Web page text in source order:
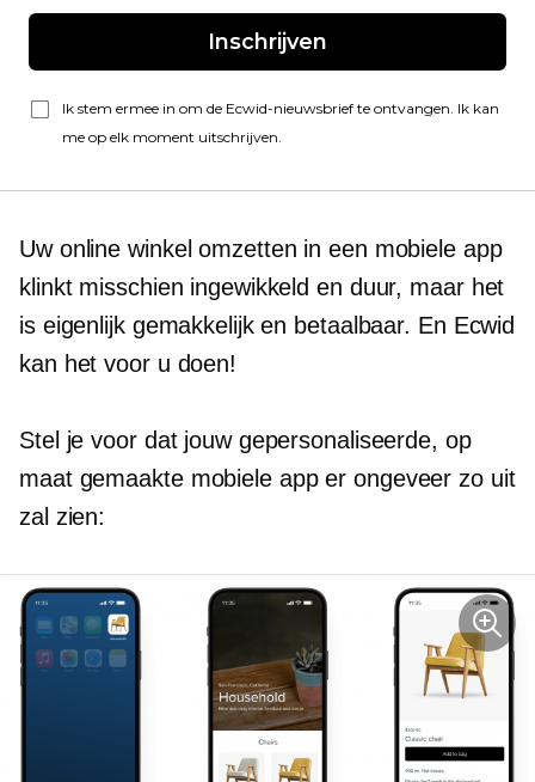
Inschrijven
Ik stem ermee in om de Ecwid-nieuwsbrief te ontvangen. Ik kan
me op elk moment uitschrijven.
Uw online winkel omzetten in een mobiele app
klinkt misschien ingewikkeld en duur, maar het
is eigenlijk gemakkelijk en betaalbaar. En Ecwid
kan het voor u doen!
Stel je voor dat jouw gepersonaliseerde, op
maat gemaakte mobiele app er ongeveer zo uit
zal zien: